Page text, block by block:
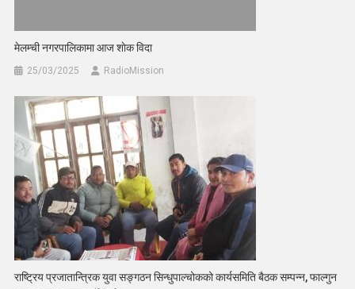
मेलम्ची नगरपालिकामा आज शाेक विदा
25/03/2025 RadioMission
राष्ट्रिय प्रजातान्त्रिक युवा सङ्गठन सिन्धुपाल्चोकको कार्यसमिति बैठक सम्पन्न, फाल्गुन